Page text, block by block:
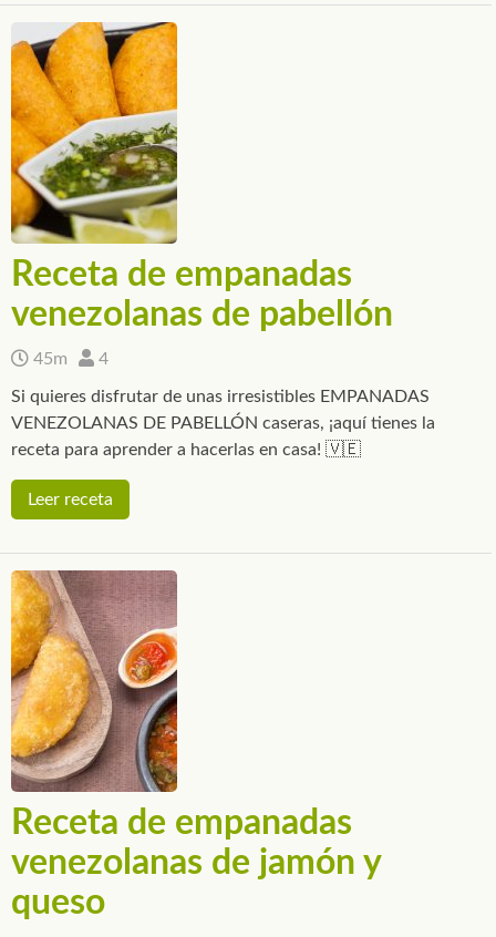
Receta de empanadas
venezolanas de pabellón
45m 4
Si quieres disfrutar de unas irresistibles EMPANADAS
VENEZOLANAS DE PABELLÓN caseras, ¡aquí tienes la
receta para aprender a hacerlas en casa! 🇻🇪
Leer receta
Receta de empanadas
venezolanas de jamón y
queso